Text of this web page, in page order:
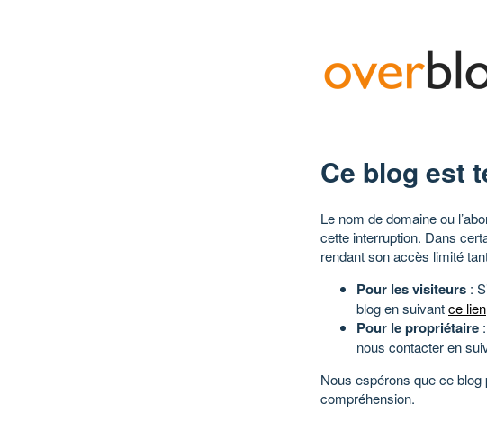
Ce blog est
Le nom de domaine ou
cette interruption. Dans
rendant son accès limité
Pour les visiteurs :
blog en suivantce lien
Pour le propriétaire
nous contacter en
Nous espérons que ce
compréhension.